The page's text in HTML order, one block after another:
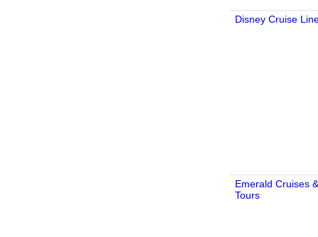
Disney Cruise
Emerald Cruises &
Tours